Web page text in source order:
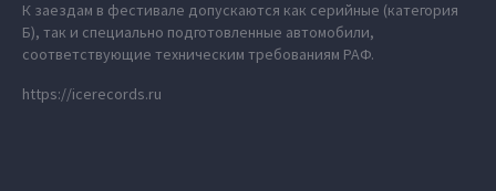
К заездам в фестивале допускаются как серийные (категория
Б), так и специально подготовленные автомобили,
соответствующие техническим требованиям РАФ.
https://icerecords.ru